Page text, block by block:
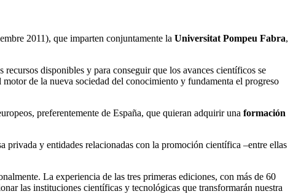
2011), que imparten conjuntamente la Universitat Pompeu Fabra,
disponibles y para conseguir que los avances científicos se
de la nueva sociedad del conocimiento y fundamenta el progreso
preferentemente de España, que quieran adquirir una formación
privada y entidades relacionadas con la promoción científica –entre ellas
La experiencia de las tres primeras ediciones, con más de 60
las instituciones científicas y tecnológicas que transformarán nuestra